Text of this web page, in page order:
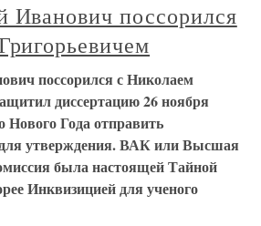
Иванович поссорился
поссорился с Николаем
диссертацию 26 ноября
Нового Года отправить
утверждения. ВАК или Высшая
была настоящей Тайной
Инквизицией для ученого